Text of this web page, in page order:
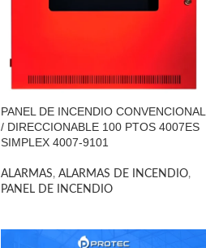
PANEL DE INCENDIO CONVENCIONAL
/ DIRECCIONABLE 100 PTOS 4007ES
SIMPLEX 4007-9101
ALARMAS, ALARMAS DE INCENDIO,
PANEL DE INCENDIO